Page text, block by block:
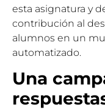
esta asignatura y
contribución al
alumnos en un
automatizado.
Una